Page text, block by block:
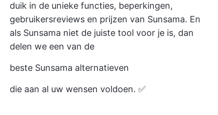
duik in de unieke functies, beperkingen,
gebruikersreviews en prijzen van Sunsama. En
als Sunsama niet de juiste tool voor je is, dan
delen we een van de
beste Sunsama alternatieven
die aan al uw wensen voldoen. ✅